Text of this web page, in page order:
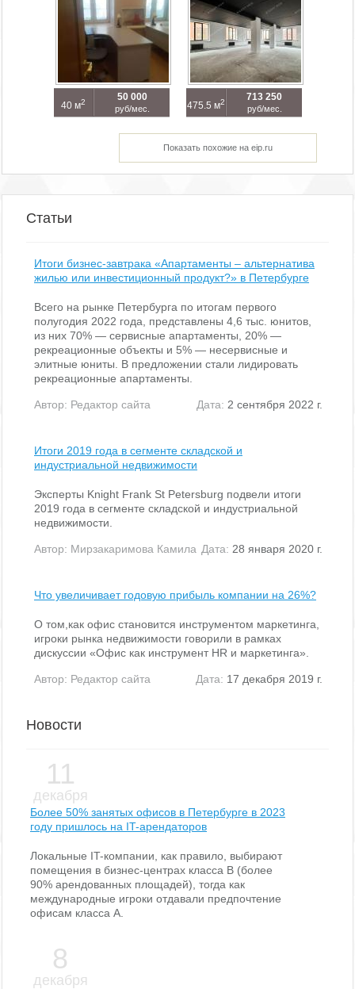
40 м2 50 000
руб/мес. 475.5 м2 713 250
руб/мес.
Показать похожие на eip.ru
Статьи
Итоги бизнес-завтрака «Апартаменты – альтернатива
жилью или инвестиционный продукт?» в Петербурге
Всего на рынке Петербурга по итогам первого
полугодия 2022 года, представлены 4,6 тыс. юнитов,
из них 70% — сервисные апартаменты, 20% —
рекреационные объекты и 5% — несервисные и
элитные юниты. В предложении стали лидировать
рекреационные апартаменты.
Автор: Редактор сайта Дата: 2 сентября 2022 г.
Итоги 2019 года в сегменте складской и
индустриальной недвижимости
Эксперты Knight Frank St Petersburg подвели итоги
2019 года в сегменте складской и индустриальной
недвижимости.
Автор: Мирзакаримова Камила Дата: 28 января 2020 г.
Что увеличивает годовую прибыль компании на 26%?
О том,как офис становится инструментом маркетинга,
игроки рынка недвижимости говорили в рамках
дискуссии «Офис как инструмент HR и маркетинга».
Автор: Редактор сайта Дата: 17 декабря 2019 г.
Новости
11
декабря
Более 50% занятых офисов в Петербурге в 2023
году пришлось на IT-арендаторов
Локальные IT-компании, как правило, выбирают
помещения в бизнес-центрах класса В (более
90% арендованных площадей), тогда как
международные игроки отдавали предпочтение
офисам класса А.
8
декабря